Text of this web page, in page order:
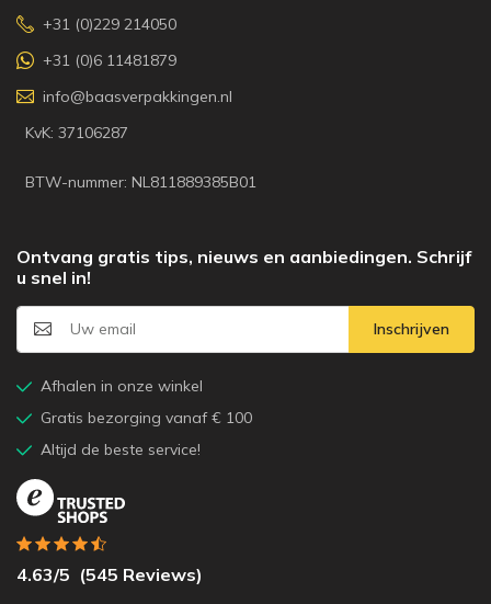
+31 (0)229 214050
+31 (0)6 11481879
info@baasverpakkingen.nl
KvK: 37106287
BTW-nummer: NL811889385B01
Ontvang gratis tips, nieuws en aanbiedingen. Schrijf
u snel in!
Inschrijven
Afhalen in onze winkel
Gratis bezorging vanaf € 100
Altijd de beste service!
4.63/5 (545 Reviews)